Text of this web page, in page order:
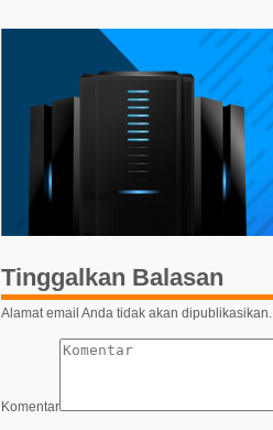
v
g
o
s
Tinggalkan Balasan
Alamat email Anda tidak akan dipublikasikan.
Komentar